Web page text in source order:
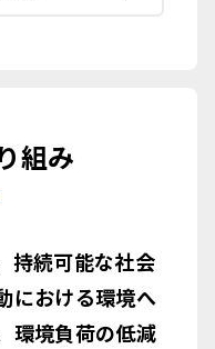
組み
持続可能な社会
における環境へ
環境負荷の低減